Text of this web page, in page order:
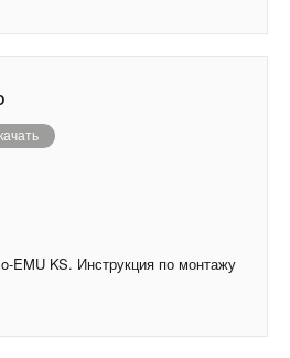
EMU KS. Инструкция по монтажу